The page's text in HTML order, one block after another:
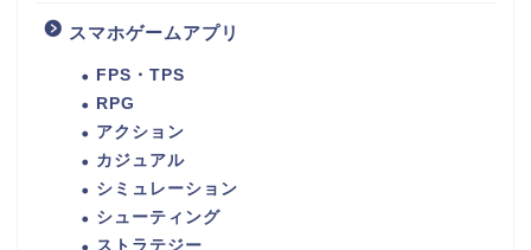
スマホゲームアプリ
FPS・TPS
RPG
アクション
カジュアル
シミュレーション
シューティング
ストラテジー